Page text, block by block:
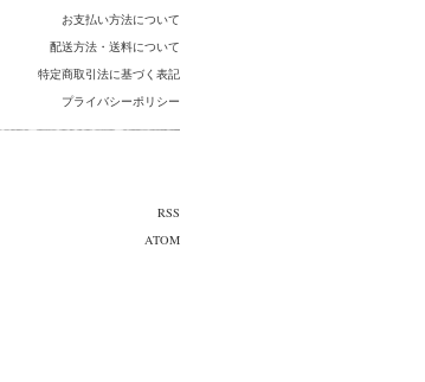
お支払い方法について
配送方法・送料について
特定商取引法に基づく表記
プライバシーポリシー
RSS
ATOM